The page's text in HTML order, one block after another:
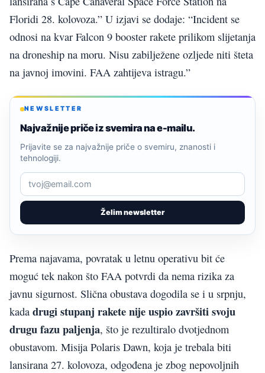
Floridi 28. kolovoza.” U izjavi se dodaje: “Incident se
odnosi na kvar Falcon 9 booster rakete prilikom slijetanja
na droneship na moru. Nisu zabilježene ozljede niti šteta
na javnoj imovini. FAA zahtijeva istragu.”
NEWSLETTER
Najvažnije priče iz svemira na e-mailu.
Želim newsletter
Prijavite se za najvažnije priče o svemiru, znanosti i
tehnologiji.
Prema najavama, povratak u letnu operativu bit će
moguć tek nakon što FAA potvrdi da nema rizika za
javnu sigurnost. Slična obustava dogodila se i u srpnju,
kada drugi stupanj rakete nije uspio završiti svoju
drugu fazu paljenja, što je rezultiralo dvotjednom
obustavom. Misija Polaris Dawn, koja je trebala biti
lansirana 27. kolovoza, odgođena je zbog nepovoljnih